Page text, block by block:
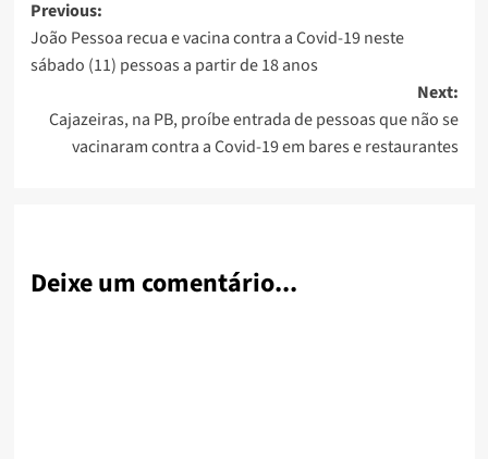
Post
navigation
Previous:
João Pessoa recua e vacina contra a Covid-19 neste
sábado (11) pessoas a partir de 18 anos
Next:
Cajazeiras, na PB, proíbe entrada de pessoas que não se
vacinaram contra a Covid-19 em bares e restaurantes
Deixe um comentário...